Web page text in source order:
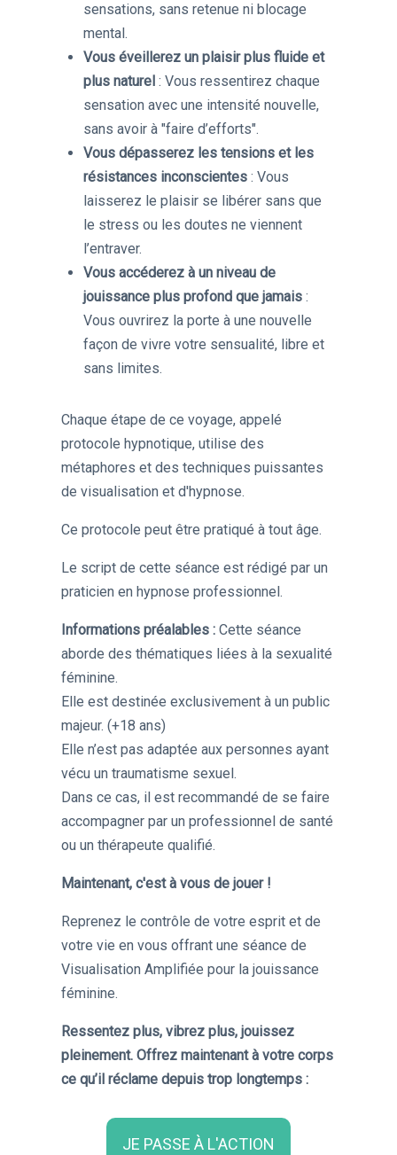
sensations, sans retenue ni blocage
mental.
Vous éveillerez un plaisir plus fluide et
plus naturel : Vous ressentirez chaque
sensation avec une intensité nouvelle,
sans avoir à "faire d’efforts".
Vous dépasserez les tensions et les
résistances inconscientes: Vous
laisserez le plaisir se libérer sans que
le stress ou les doutes ne viennent
l’entraver.
Vous accéderez à un niveau de
jouissance plus profond que jamais:
Vous ouvrirez la porte à une nouvelle
façon de vivre votre sensualité, libre et
sans limites.
Chaque étape de ce voyage, appelé
protocole hypnotique, utilise des
métaphores et des techniques puissantes
de visualisation et d'hypnose.
Ce protocole peut être pratiqué à tout âge.
Le script de cette séance est rédigé par un
praticien en hypnose professionnel.
Informations préalables :Cette séance
aborde des thématiques liées à la sexualité
féminine.
Elle est destinée exclusivement à un public
majeur. (+18 ans)
Elle n’est pas adaptée aux personnes ayant
vécu un traumatisme sexuel.
Dans ce cas, il est recommandé de se faire
accompagner par un professionnel de santé
ou un thérapeute qualifié.
Maintenant, c'est à vous de jouer !
Reprenez le contrôle de votre esprit et de
votre vie en vous offrant une séance de
Visualisation Amplifiée pour la jouissance
féminine.
Ressentez plus, vibrez plus, jouissez
pleinement. Offrez maintenant à votre corps
ce qu’il réclame depuis trop longtemps :
JE PASSE À L'ACTION